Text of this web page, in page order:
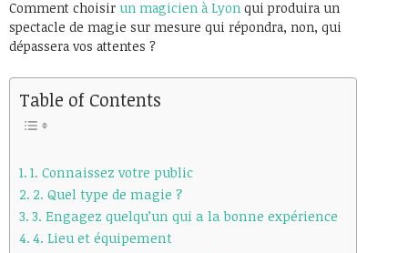
Comment choisir un magicien à Lyon qui produira un
spectacle de magie sur mesure qui répondra, non, qui
dépassera vos attentes ?
Table of Contents
1. Connaissez votre public
2. Quel type de magie ?
3. Engagez quelqu’un qui a la bonne expérience
4. Lieu et équipement